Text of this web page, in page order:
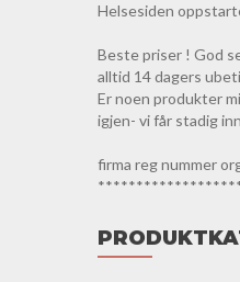
Helsesiden
Beste priser ! God
alltid 14 dagers
Er noen produkter
igjen- vi får stadig
firma reg nummer